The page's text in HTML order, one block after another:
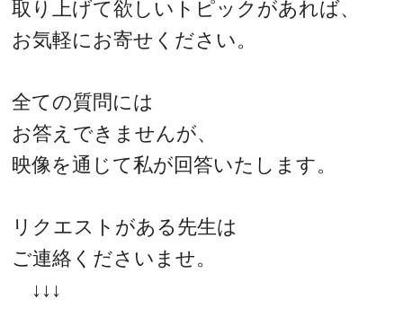
取り上げて欲しいトピックがあれば、
お気軽にお寄せください。
全ての質問には
お答えできませんが、
映像を通じて私が回答いたします。
リクエストがある先生は
ご連絡くださいませ。
↓↓↓